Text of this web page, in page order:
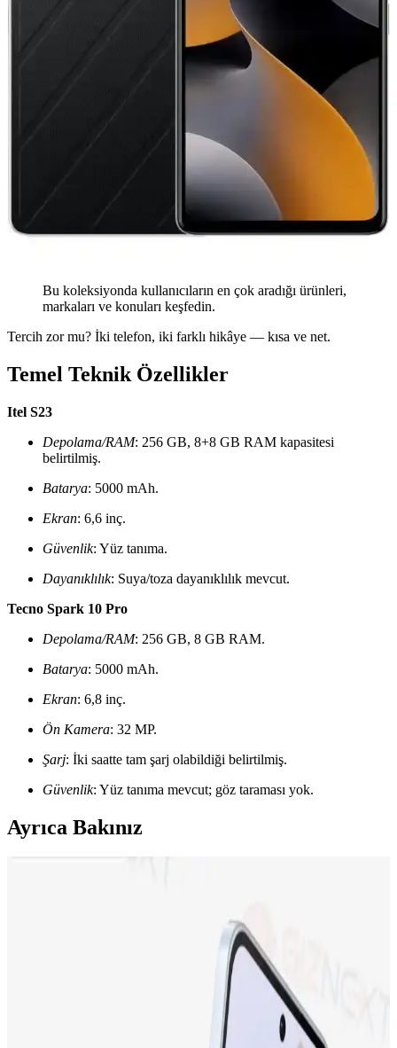
Bu koleksiyonda kullanıcıların en çok aradığı ürünleri,
markaları ve konuları keşfedin.
Tercih zor mu? İki telefon, iki farklı hikâye — kısa ve net.
Temel Teknik Özellikler
Itel S23
Depolama/RAM: 256 GB, 8+8 GB RAM kapasitesi
belirtilmiş.
Batarya: 5000 mAh.
Ekran: 6,6 inç.
Güvenlik: Yüz tanıma.
Dayanıklılık: Suya/toza dayanıklılık mevcut.
Tecno Spark 10 Pro
Depolama/RAM: 256 GB, 8 GB RAM.
Batarya: 5000 mAh.
Ekran: 6,8 inç.
Ön Kamera: 32 MP.
Şarj: İki saatte tam şarj olabildiği belirtilmiş.
Güvenlik: Yüz tanıma mevcut; göz taraması yok.
Ayrıca Bakınız
Neo dizüstü bilgisayar ve iPhone 17 arasındaki fiyat farkı, teknik
özellikler, miniaturizasyon zorlukları, üretim maliyetleri ve Apple'ın
pazar stratejileriyle şekilleniyor. Bu farkın detayları inceleniyor.
Apple iPhone 17 ve iPhone 15 Plus Karşılaştırması:
Özellikler ve Kullanıcı Yorumları